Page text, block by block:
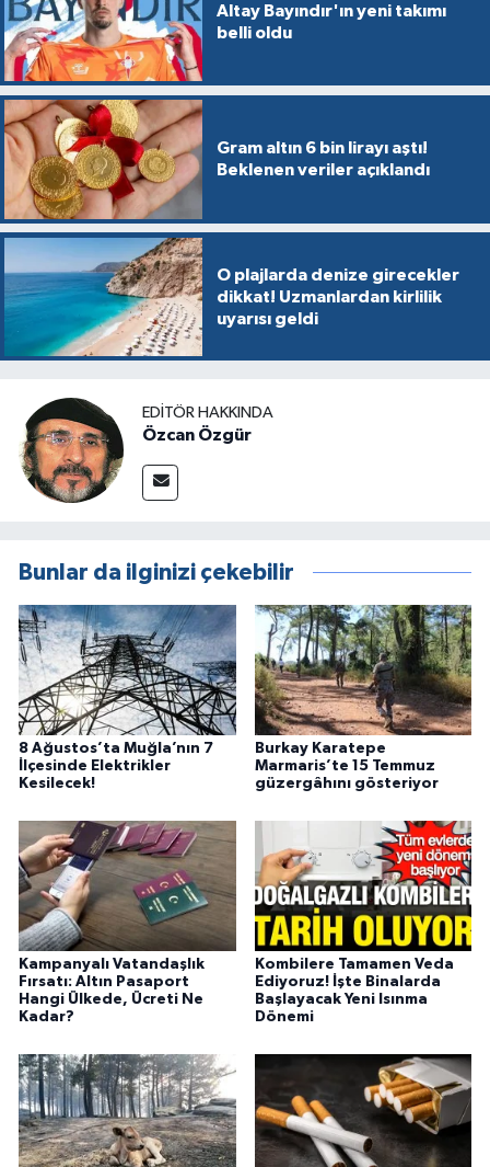
Altay Bayındır'ın yeni takımı
belli oldu
Gram altın 6 bin lirayı aştı!
Beklenen veriler açıklandı
O plajlarda denize girecekler
dikkat! Uzmanlardan kirlilik
uyarısı geldi
EDITÖR HAKKINDA
Özcan Özgür
Bunlar da ilginizi çekebilir
8 Ağustos’ta Muğla’nın 7
İlçesinde Elektrikler
Kesilecek!
Burkay Karatepe
Marmaris’te 15 Temmuz
güzergâhını gösteriyor
Kampanyalı Vatandaşlık
Fırsatı: Altın Pasaport
Hangi Ülkede, Ücreti Ne
Kadar?
Kombilere Tamamen Veda
Ediyoruz! İşte Binalarda
Başlayacak Yeni Isınma
Dönemi